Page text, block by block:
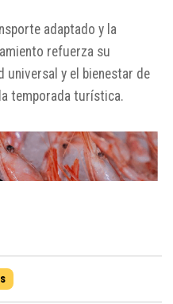
adaptado y la
refuerza su
universal y el bienestar de
temporada turística.